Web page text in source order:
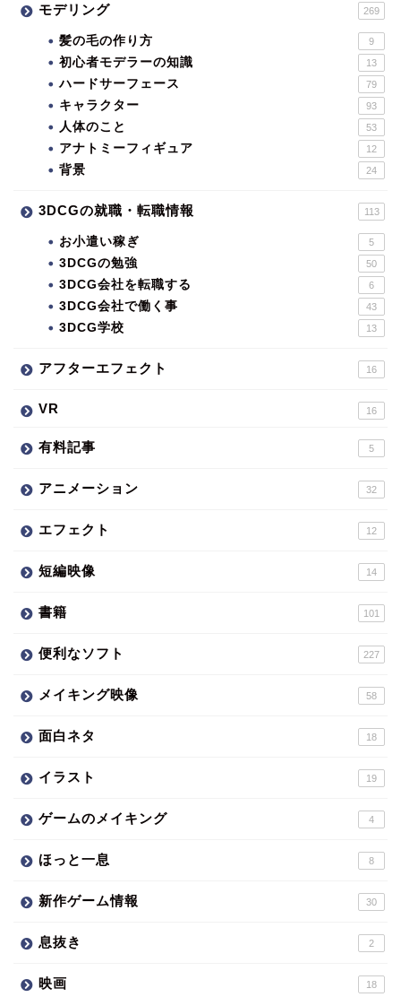
モデリング 269
髪の毛の作り方 9
初心者モデラーの知識 13
ハードサーフェース 79
キャラクター 93
人体のこと 53
アナトミーフィギュア 12
背景 24
3DCGの就職・転職情報 113
お小遣い稼ぎ 5
3DCGの勉強 50
3DCG会社を転職する 6
3DCG会社で働く事 43
3DCG学校 13
アフターエフェクト 16
VR 16
有料記事 5
アニメーション 32
エフェクト 12
短編映像 14
書籍 101
便利なソフト 227
メイキング映像 58
面白ネタ 18
イラスト 19
ゲームのメイキング 4
ほっと一息 8
新作ゲーム情報 30
息抜き 2
映画 18